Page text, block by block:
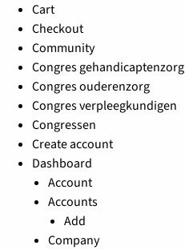
Cart
Checkout
Community
Congres gehandicaptenzorg
Congres ouderenzorg
Congres verpleegkundigen
Congressen
Create account
Dashboard
Account
Accounts
Add
Company